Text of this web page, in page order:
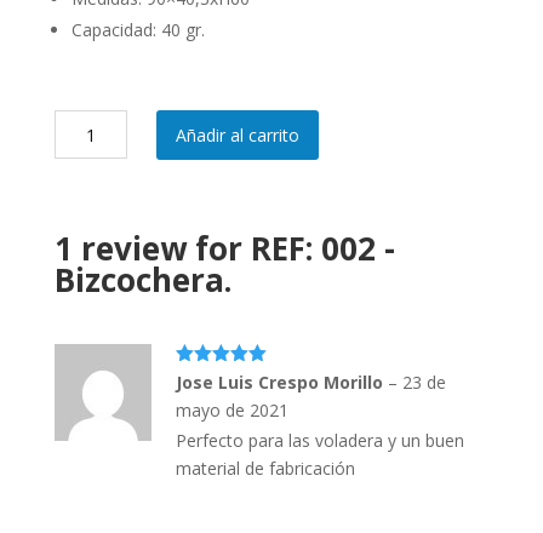
Capacidad: 40 gr.
cantidad
Añadir al carrito
1 review for REF: 002 -
Bizcochera.
5out of 5
Jose Luis Crespo Morillo – 23 de
mayo de 2021
Perfecto para las voladera y un buen
material de fabricación